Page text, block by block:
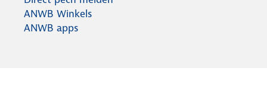
ANWB Winkels
ANWB apps